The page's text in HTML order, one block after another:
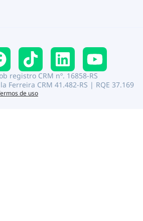
de uso
registro CRM nº. 16858-RS
Ferreira CRM 41.482-RS | RQE 37.169